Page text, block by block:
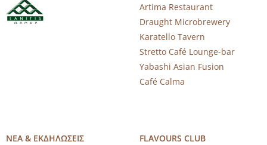
Artima Restaurant
Draught Microbrewery
Karatello Tavern
Stretto Café Lounge-bar
Yabashi Asian Fusion
Café Calma
ΝΕΑ & ΕΚΔΗΛΩΣΕΙΣ FLAVOURS CLUB